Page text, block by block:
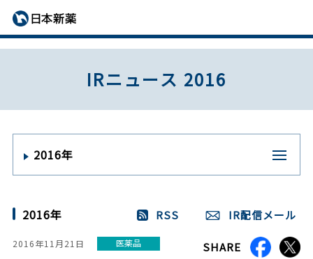
IRニュース 2016
2016年
2016年 RSS IR配信メール
2016年11月21日 医薬品 SHARE